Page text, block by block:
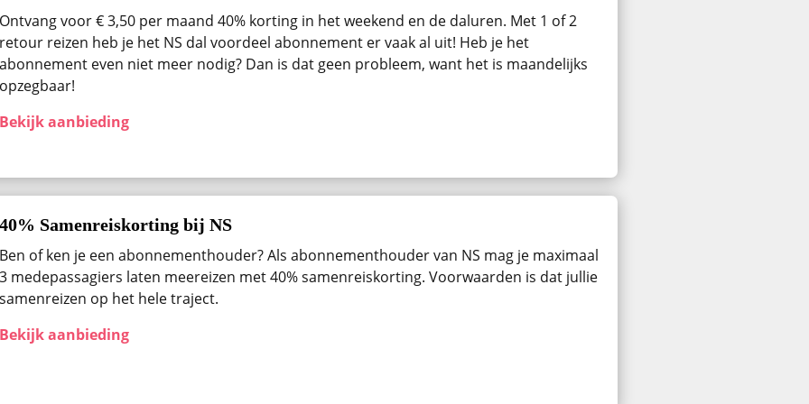
Ontvang voor € 3,50 per maand 40% korting in het weekend en de daluren. Met 1 of 2
retour reizen heb je het NS dal voordeel abonnement er vaak al uit! Heb je het
abonnement even niet meer nodig? Dan is dat geen probleem, want het is maandelijks
opzegbaar!
Bekijk aanbieding
40% Samenreiskorting bij NS
Ben of ken je een abonnementhouder? Als abonnementhouder van NS mag je maximaal
3 medepassagiers laten meereizen met 40% samenreiskorting. Voorwaarden is dat jullie
samenreizen op het hele traject.
Bekijk aanbieding